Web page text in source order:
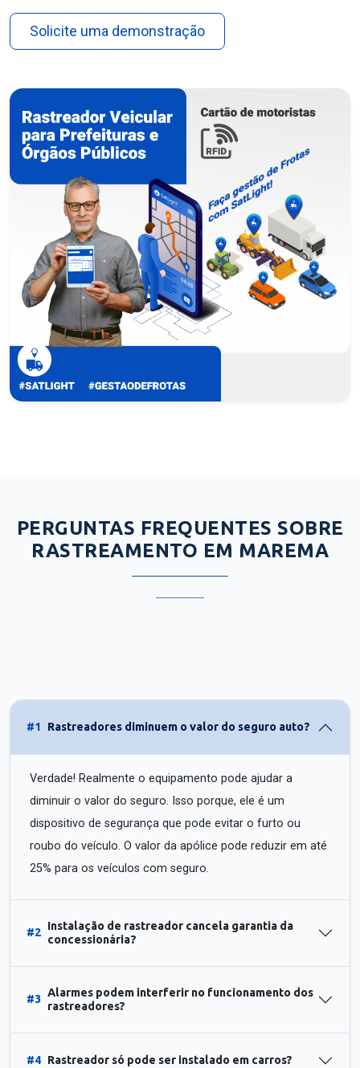
Solicite uma demonstração
PERGUNTAS FREQUENTES SOBRE
RASTREAMENTO EM MAREMA
#1 Rastreadores diminuem o valor do seguro auto?
Verdade! Realmente o equipamento pode ajudar a
diminuir o valor do seguro. Isso porque, ele é um
dispositivo de segurança que pode evitar o furto ou
roubo do veículo. O valor da apólice pode reduzir em até
25% para os veículos com seguro.
#2
Instalação de rastreador cancela garantia da
concessionária?
#3
Alarmes podem interferir no funcionamento dos
rastreadores?
#4 Rastreador só pode ser instalado em carros?